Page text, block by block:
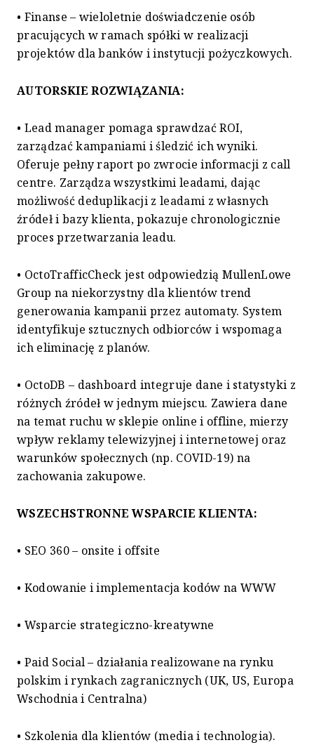
• Finanse – wieloletnie doświadczenie osób
pracujących w ramach spółki w realizacji
projektów dla banków i instytucji pożyczkowych.
AUTORSKIE ROZWIĄZANIA:
• Lead manager pomaga sprawdzać ROI,
zarządzać kampaniami i śledzić ich wyniki.
Oferuje pełny raport po zwrocie informacji z call
centre. Zarządza wszystkimi leadami, dając
możliwość deduplikacji z leadami z własnych
źródeł i bazy klienta, pokazuje chronologicznie
proces przetwarzania leadu.
• OctoTrafficCheck jest odpowiedzią MullenLowe
Group na niekorzystny dla klientów trend
generowania kampanii przez automaty. System
identyfikuje sztucznych odbiorców i wspomaga
ich eliminację z planów.
• OctoDB – dashboard integruje dane i statystyki z
różnych źródeł w jednym miejscu. Zawiera dane
na temat ruchu w sklepie online i offline, mierzy
wpływ reklamy telewizyjnej i internetowej oraz
warunków społecznych (np. COVID-19) na
zachowania zakupowe.
WSZECHSTRONNE WSPARCIE KLIENTA:
• SEO 360 – onsite i offsite
• Kodowanie i implementacja kodów na WWW
• Wsparcie strategiczno-kreatywne
• Paid Social – działania realizowane na rynku
polskim i rynkach zagranicznych (UK, US, Europa
Wschodnia i Centralna)
• Szkolenia dla klientów (media i technologia).